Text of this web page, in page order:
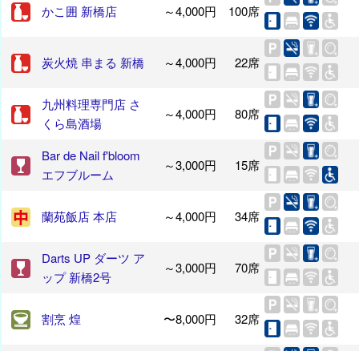
かこ囲 新橋店 ～4,000円 100席
炭火焼 串まる 新橋 ～4,000円 22席
九州料理専門店 さ
くら島酒場
～4,000円 80席
Bar de Nail f'bloom
エフブルーム
～3,000円 15席
蘭苑飯店 本店 ～4,000円 34席
Darts UP ダーツ ア
ップ 新橋2号
～3,000円 70席
割烹 煌 〜8,000円 32席